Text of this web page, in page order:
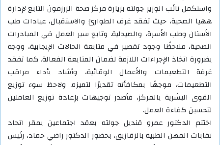
واستكمل نائب الوزير جولته بزيارة مركز صحة الزرزمون التابع لإدارة
ههيا الصحية، حيث تفقد غرف الطوارئ والاستقبال، عيادات طب
الأسنان وطب الأسرة، والصيدلية. وتابع سير العمل في المبادرات
الصحية، ملاحظًا وجود تقصير في متابعة الحالات الإيجابية، ووجه
بضرورة اتخاذ الإجراءات اللازمة لضمان المتابعة الفعالة. كما تفقد
غرفة التطعيمات والأعمال الوقائية، وأشاد بأداء مراقب
التطعيمات، موجهًا بمكافأته تقديرًا لتميزه. ولاحظ سوء توزيع
القوى البشرية بالمركز، فأصدر توجيهات بإعادة توزيع العاملين
لتحسين كفاءة العمل.
اختتم الدكتور عمرو قنديل جولته بعقد اجتماعين بمقر اتحاد
نقابات المهن الطبية بالزقازيق، بحضور الدكتور راضي حماد، رئيس